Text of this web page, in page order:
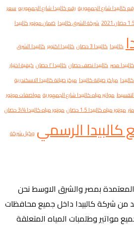
كالبيدا شارع الجمهورية رقم كالبيدا شارع الجمهوريه سعر
شركة الشرق كالبيدا ضمان موتور كالبيدا
كالبيدا كالبيدا 3 حصان كالبيدا اكتوبر كالبيدا الشرق
كالبيدا مصر كالبيدا نصف حصان كالبيدا ٢ حصان
كيفية اختيار
مراكز صيانة كالبيدا مركز صيانة كالبيدا الاسكندرية
مواتير مياه كالبيدا شارع الجمهورية مواصفات موتور
موتور مياه كالبيدا 1.5 حصان موتور مياه كالبيدا 3/4 حصان
الرسمي وكيل شركة
المعتمدة بمصر والشرق الاوسط نحن
من شركة كالبيدا داخل جميع محافظات
مواتير وطلمبات المياه المتعلقة